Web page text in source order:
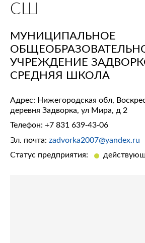
СШ
МУНИЦИПАЛЬНОЕ
УЧРЕЖДЕНИЕ
СРЕДНЯЯ ШКОЛА
Адрес: Нижегородская обл,
деревня Задворка, ул Мира, д 2
Телефон: +7 831 639-43-06
Эл. почта: zadvorka2007@yandex.ru
Статус предприятия: